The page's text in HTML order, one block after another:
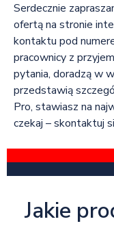
Serdecznie
ofertą na stronie
kontaktu pod
pracownicy z
pytania, doradzą w
przedstawią
Pro, stawiasz na
czekaj – skontaktuj
Jakie